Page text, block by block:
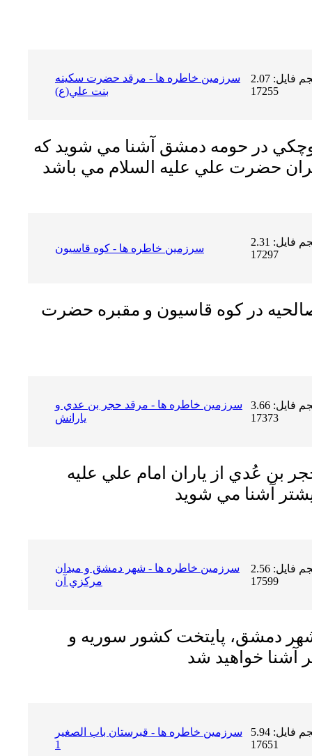
سرزمين خاطره ها - مرقد حضرت سكينه
بنت علي(ع)
حجم فایل: 2.07 MB | دریافت ها:
17255
در حومه دمشق آشنا مي شويد كه
سرزمين خاطره ها - كوه قاسيون
حجم فایل: 2.31 MB | دریافت ها:
17297
صالحيه در كوه قاسيون و مقبره حضرت
سرزمين خاطره ها - مرقد حجر بن عدي و
يارانش
حجم فایل: 3.66 MB | دریافت ها:
17373
بن عُدي از ياران امام علي عليه
سرزمين خاطره ها - شهر دمشق و ميدان
مركزي آن
حجم فایل: 2.56 MB | دریافت ها:
17599
شهر دمشق، پايتخت كشور سوريه و
سرزمين خاطره ها - قبرستان باب الصغير
1
حجم فایل: 5.94 MB | دریافت ها:
17651